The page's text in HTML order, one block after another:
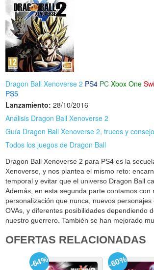
Dragon Ball Xenoverse 2 PS4 PC Xbox One
PS5
Lanzamiento: 28/10/2016
Análisis Dragon Ball Xenoverse 2
Guía Dragon Ball Xenoverse 2, trucos y
Todos los juegos de Dragon Ball
Dragon Ball Xenoverse 2 para PS4 es la
Xenoverse, y nos plantea el mismo reto:
temporal y evitar que el universo Dragon Ball
Además, en esta segunda parte contamos con
personalización que nunca, nuevos
OVAs, y diferentes posibilidades dependiendo
nuestro guerrero. También se han mejorado
OFERTAS RELACIONADAS
-64% -60%